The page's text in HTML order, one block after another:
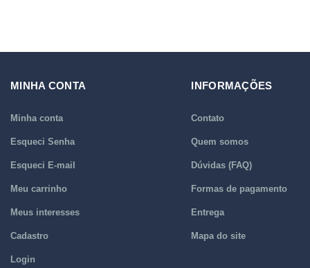
MINHA CONTA
Minha conta
Esqueci Senha
Esqueci E-mail
Meu carrinho
Meus interesses
Cadastro
Login
INFORMAÇÕES
Contato
Quem somos
Dúvidas (FAQ)
Formas de pagamento
Entrega
Mapa do site